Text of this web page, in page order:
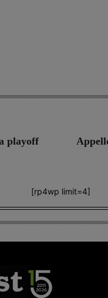
playoff
[rp4wp limit=4]